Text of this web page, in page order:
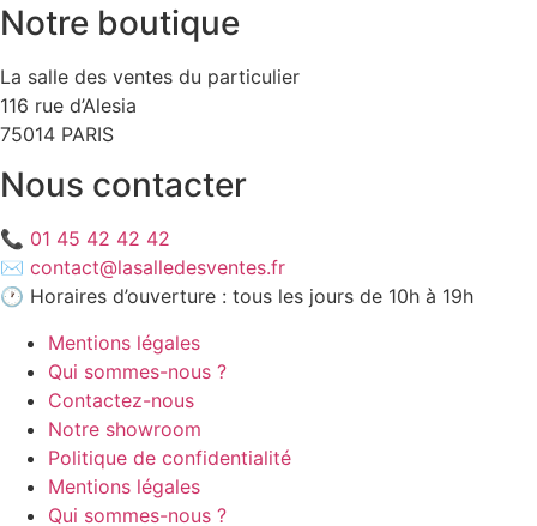
Notre boutique
La salle des ventes du particulier
116 rue d’Alesia
75014 PARIS
Nous contacter
📞 01 45 42 42 42
✉️ contact@lasalledesventes.fr
🕐 Horaires d’ouverture : tous les jours de 10h à 19h
Mentions légales
Qui sommes-nous ?
Contactez-nous
Notre showroom
Politique de confidentialité
Mentions légales
Qui sommes-nous ?